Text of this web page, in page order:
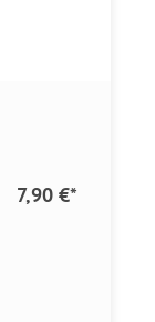
7,90 €*